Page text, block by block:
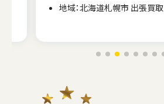
地域：北海道札幌市 出張買取